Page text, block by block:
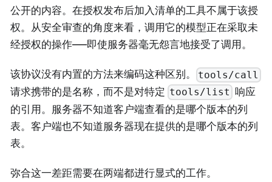
公开的内容。在授权发布后加入清单的工具不属于该授
权。从安全审查的角度来看，调用它的模型正在采取未
经授权的操作——即使服务器毫无怨言地接受了调用。
该协议没有内置的方法来编码这种区别。 tools/call
请求携带的是名称，而不是对特定 tools/list 响应
的引用。服务器不知道客户端查看的是哪个版本的列
表。客户端也不知道服务器现在提供的是哪个版本的列
表。
弥合这一差距需要在两端都进行显式的工作。